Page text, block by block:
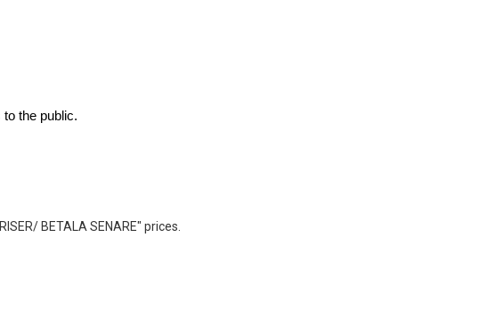
the public.
BETALA SENARE" prices.